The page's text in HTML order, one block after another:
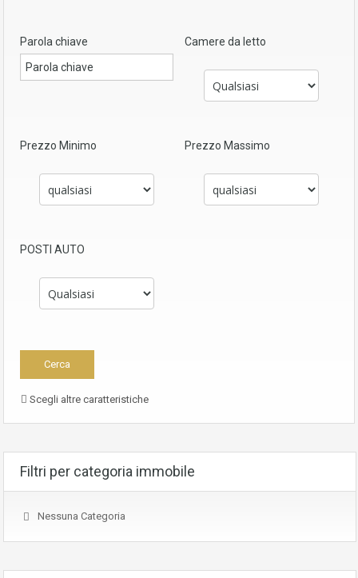
Parola chiave Camere da letto
Prezzo Minimo Prezzo Massimo
POSTI AUTO
Scegli altre caratteristiche
Filtri per categoria immobile
Nessuna Categoria